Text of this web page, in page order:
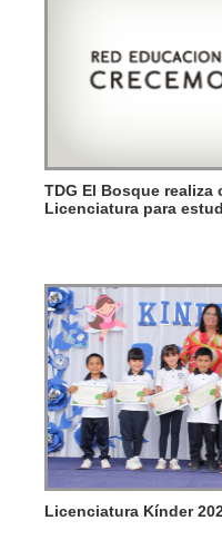
TDG El Bosque realiza
Licenciatura para
Licenciatura Kínder